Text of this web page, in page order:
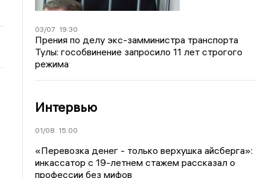
03/07 19:30
Прения по делу экс-замминистра транспорта
Тулы: гособвинение запросило 11 лет строгого
режима
Интервью
01/08 15:00
«Перевозка денег - только верхушка айсберга»:
инкассатор с 19-летнем стажем рассказал о
профессии без мифов